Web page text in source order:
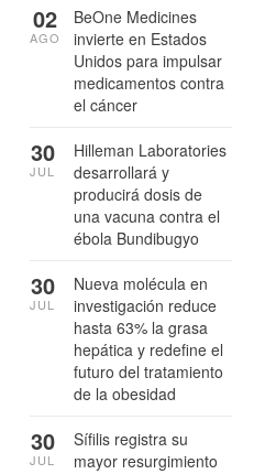
BeOne Medicines
invierte en Estados
Unidos para impulsar
medicamentos contra
el cáncer
02
AGO
Hilleman Laboratories
desarrollará y
producirá dosis de
una vacuna contra el
ébola Bundibugyo
30
JUL
Nueva molécula en
investigación reduce
hasta 63% la grasa
hepática y redefine el
futuro del tratamiento
de la obesidad
30
JUL
Sífilis registra su
mayor resurgimiento
30
JUL